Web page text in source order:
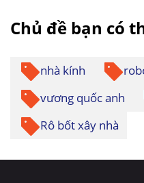
Chủ đề bạn có
nhà kính
vương quốc anh
Rô bốt xây nhà